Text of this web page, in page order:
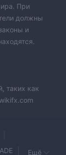
При
должны
и
таких как
Ещё